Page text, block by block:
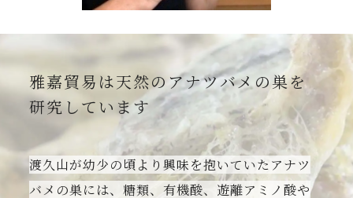
雅嘉貿易は天然のアナツバメの巣を
研究しています
渡久山が幼少の頃より興味を抱いていたアナツ
バメの巣には、糖類、有機酸、遊離アミノ酸や